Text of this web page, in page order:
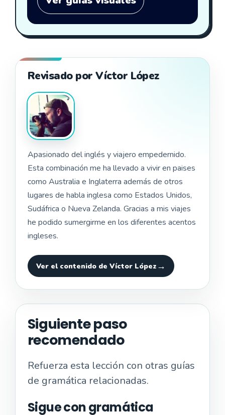
Revisado por Víctor López
Apasionado del inglés y viajero empedernido.
Esta combinación me ha llevado a vivir en paises
como Australia e Inglaterra además de otros
lugares de habla inglesa como Estados Unidos,
Sudáfrica o Nueva Zelanda. Gracias a mis viajes
he podido sumergirme en los diferentes acentos
ingleses.
Ver el contenido de Víctor López
Siguiente paso
recomendado
Refuerza esta lección con otras guías
de gramática relacionadas.
Sigue con gramática